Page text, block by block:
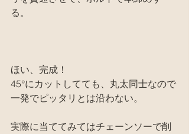
る。
ほい、完成！
45°にカットしてても、丸太同士なので
一発でピッタリとは沿わない。
実際に当ててみてはチェーンソーで削